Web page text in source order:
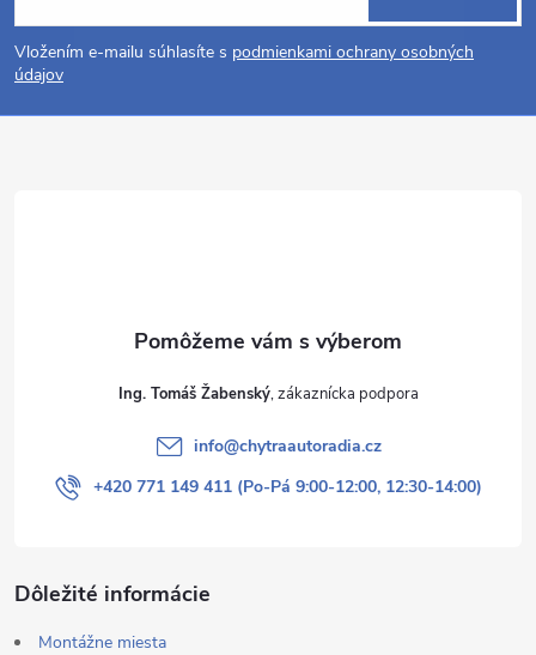
á
p
Vložením e-mailu súhlasíte s podmienkami ochrany osobných
údajov
Ing. Tomáš Žabenský
info@chytraautoradia.cz
+420 771 149 411 (Po-Pá 9:00-12:00, 12:30-14:00)
Dôležité informácie
Montážne miesta